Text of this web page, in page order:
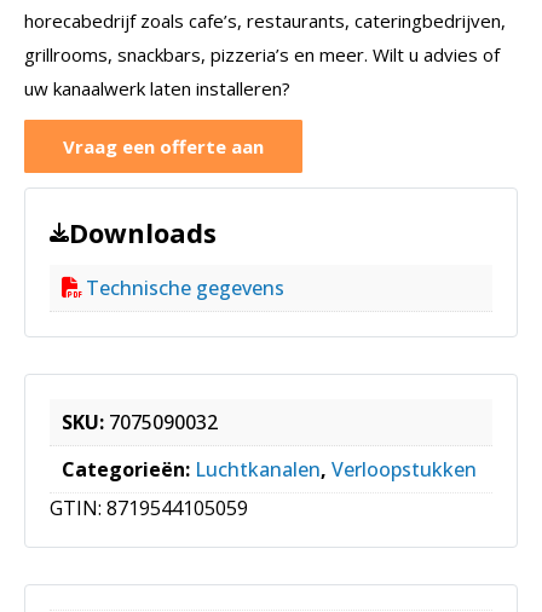
horecabedrijf zoals cafe’s, restaurants, cateringbedrijven,
grillrooms, snackbars, pizzeria’s en meer. Wilt u advies of
uw kanaalwerk laten installeren?
Vraag een offerte aan
Downloads
Technische gegevens
SKU: 7075090032
Categorieën: Luchtkanalen, Verloopstukken
GTIN: 8719544105059